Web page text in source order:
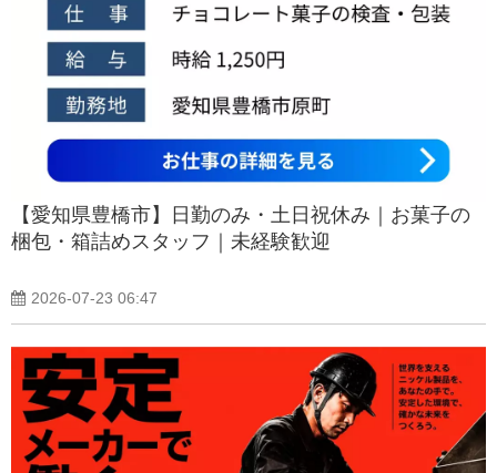
【愛知県豊橋市】日勤のみ・土日祝休み｜お菓子の
梱包・箱詰めスタッフ｜未経験歓迎
2026-07-23 06:47